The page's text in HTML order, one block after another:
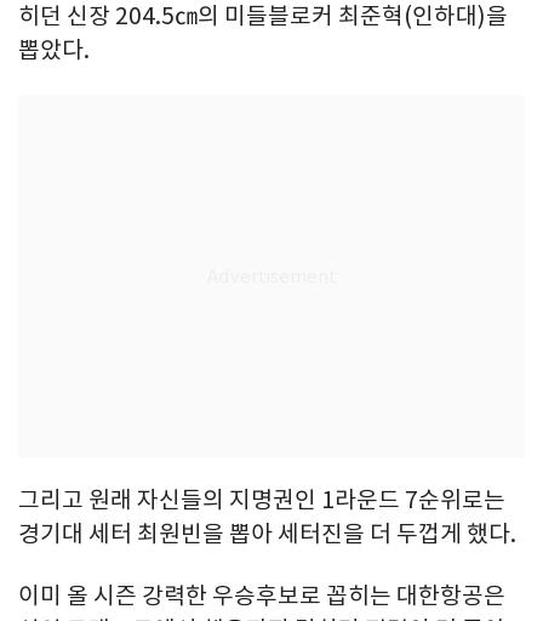
히던 신장 204.5㎝의 미들블로커 최준혁(인하대)을
뽑았다.
그리고 원래 자신들의 지명권인 1라운드 7순위로는
경기대 세터 최원빈을 뽑아 세터진을 더 두껍게 했다.
이미 올 시즌 강력한 우승후보로 꼽히는 대한항공은